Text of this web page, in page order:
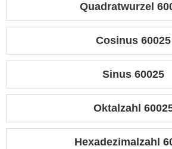
Quadratwurzel
Cosinus 60025
Sinus 60025
Oktalzahl
Hexadezimalzahl